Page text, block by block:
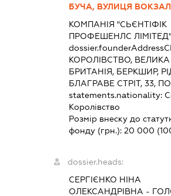
БУЧА, ВУЛИЦЯ
КОМПАНІЯ "СЬЄНТІФІК
ПРОФЕШЕНЛС ЛІМІТЕД"
dossier.founderAddress
КОРОЛІВСТВО, ВЕЛИКА
БРИТАНІЯ, БЕРКШИР,
БЛАГРАВЕ СТРІТ, 33,
statements.nationality:
Королівство
Розмір внеску до
фонду (грн.):20 000
dossier.heads:
СЕРГІЄНКО НІНА
ОЛЕКСАНДРІВНА -